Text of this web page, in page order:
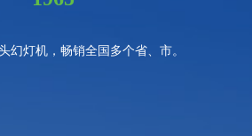
幻灯机，畅销全国多个省、市。